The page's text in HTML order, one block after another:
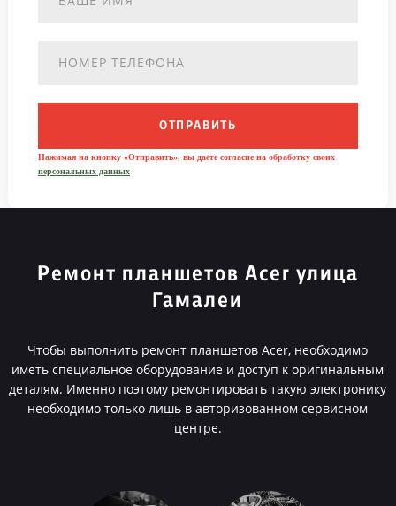
ОТПРАВИТЬ
Нажимая на кнопку «Отправить», вы даете согласие на обработку своих
персональных данных
Ремонт планшетов Acer улица
Гамалеи
Чтобы выполнить ремонт планшетов Acer, необходимо
иметь специальное оборудование и доступ к оригинальным
деталям. Именно поэтому ремонтировать такую электронику
необходимо только лишь в авторизованном сервисном
центре.